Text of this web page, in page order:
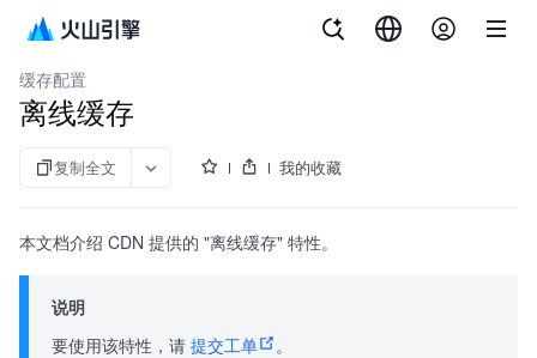
内容分发网络
缓存配置
离线缓存
复制全文 我的收藏
本文档介绍 CDN 提供的 "离线缓存" 特性。
说明
要使用该特性，请提交工单 。